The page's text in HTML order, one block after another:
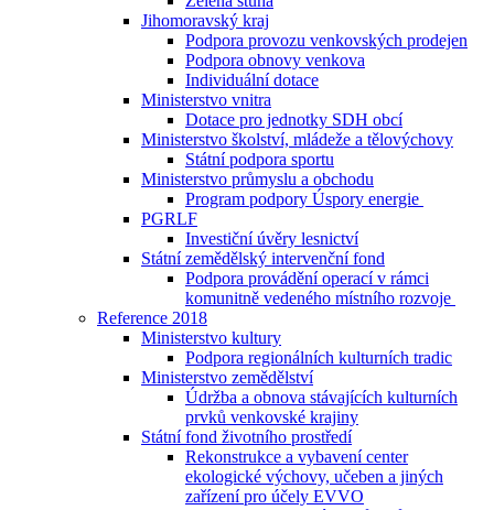
Jihomoravský kraj
Podpora provozu venkovských prodejen
Podpora obnovy venkova
Individuální dotace
Ministerstvo vnitra
Dotace pro jednotky SDH obcí
Ministerstvo školství, mládeže a tělovýchovy
Státní podpora sportu
Ministerstvo průmyslu a obchodu
Program podpory Úspory energie
PGRLF
Investiční úvěry lesnictví
Státní zemědělský intervenční fond
Podpora provádění operací v rámci
komunitně vedeného místního rozvoje
Reference 2018
Ministerstvo kultury
Podpora regionálních kulturních tradic
Ministerstvo zemědělství
Údržba a obnova stávajících kulturních
prvků venkovské krajiny
Státní fond životního prostředí
Rekonstrukce a vybavení center
ekologické výchovy, učeben a jiných
zařízení pro účely EVVO